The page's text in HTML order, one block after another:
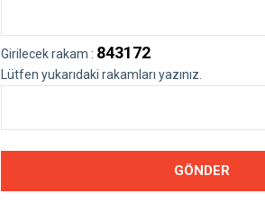
Girilecek rakam : 843172
Lütfen yukarıdaki rakamları yazınız.